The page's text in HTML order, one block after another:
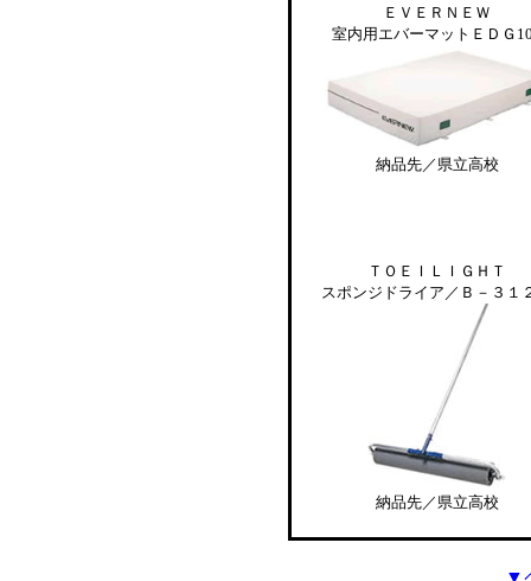
ＥＶＥＲＮＥＷ
室内用エバーマットＥＤＧ
納品先／県立高校
ＴＯＥＩＬＩＧＨＴ
スポンジドライア／Ｂ－３１
納品先／県立高校
▼